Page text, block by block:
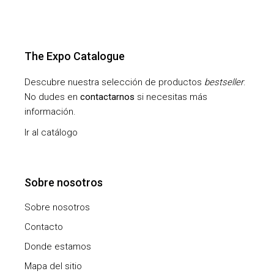
The Expo Catalogue
Descubre nuestra selección de productos bestseller.
No dudes encontactarnos si necesitas más
información.
Ir al catálogo
Sobre nosotros
Sobre nosotros
Contacto
Donde estamos
Mapa del sitio